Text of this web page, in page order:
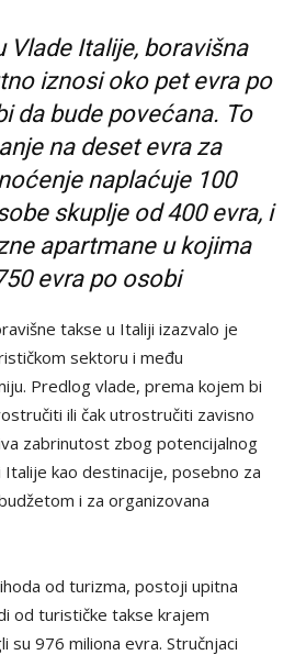
Vlade Italije, boravišna
iznosi oko pet evra po
da bude povećana. To
na deset evra za
naplaćuje 100
skuplje od 400 evra, i
apartmane u kojima
evra po osobi
takse u Italiji izazvalo je
sektoru i među
Predlog vlade, prema kojem bi
ili čak utrostručiti zavisno
zabrinutost zbog potencijalnog
kao destinacije, posebno za
i za organizovana
od turizma, postoji upitna
od turističke takse krajem
su 976 miliona evra. Stručnjaci